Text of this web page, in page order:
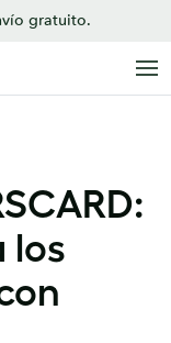
gratuito.
los